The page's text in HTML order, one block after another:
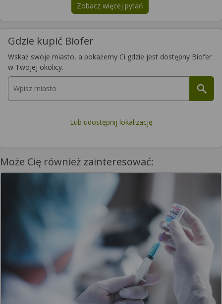
Zobacz więcej pytań
na tematBiofer
Gdzie kupić Biofer
Wskaż swoje miasto, a pokażemy Ci gdzie jest dostępny Biofer
w Twojej okolicy.
Lub udostępnij lokalizację
Może Cię również zainteresować: